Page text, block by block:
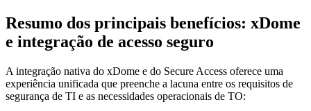
Resumo dos principais benefícios: xDome
e integração de acesso seguro
A integração nativa do xDome e do Secure Access oferece uma
experiência unificada que preenche a lacuna entre os requisitos de
segurança de TI e as necessidades operacionais de TO: